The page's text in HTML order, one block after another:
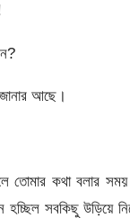
আছে।
কথা বলার সময়
সবকিছু উড়িয়ে